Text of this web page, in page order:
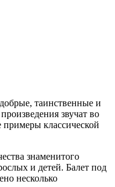
таинственные и
звучат во
классической
знаменитого
и детей. Балет под
несколько